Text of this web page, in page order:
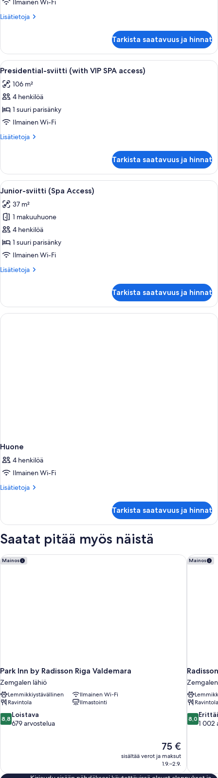
access)
Ilmainen Wi-Fi
Lisätietoja
Lisätietoja
SPA
access)
Tarkista saatavuus ja hinnat
Avaa
kaikki
huonetyypin
Presidential-
sviitti
(with
VIP
kuvat
Moderni hotellihuone, jossa on
13
Presidential-sviitti (with VIP SPA access)
106 m²
4 henkilöä
1 suuri parisänky
Ilmainen Wi-Fi
Lisätietoja
Lisätietoja
(with
VIP
SPA
Tarkista saatavuus ja hinnat
Avaa
kaikki
huonetyypin
Junior-
sviitti
(Spa
Access)
Hotellihuoneessa on sänky, sohva,
5
Junior-sviitti (Spa Access)
37 m²
1 makuuhuone
4 henkilöä
1 suuri parisänky
Ilmainen Wi-Fi
Lisätietoja
Lisätietoja
(Spa
Access)
Tarkista saatavuus ja hinnat
Huone
4 henkilöä
Ilmainen Wi-Fi
Lisätietoja
Lisätietoja
Tarkista saatavuus ja hinnat
Saatat pitää myös näistä
Mainos
Park Inn by Radisson Riga Valdemara
Zemgalen lähiö
Lemmikkiystävällinen
Ilmainen Wi-Fi
Ravintola
Ilmastointi
8.8
kautta
8,8 Loistava
679 arvostelua
Hinta
on
75 €
75 €
sisältää verot ja maksut
1.9.–2.9.
Park Inn by Radisson Riga Valdemara Mainos
Ravintola
8.0
kautta
arvostelua
8,0
1 002